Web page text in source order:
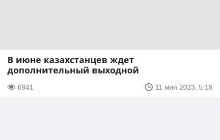
В июне казахстанцев ждет
дополнительный выходной
6941 11 мая 2023, 5:19